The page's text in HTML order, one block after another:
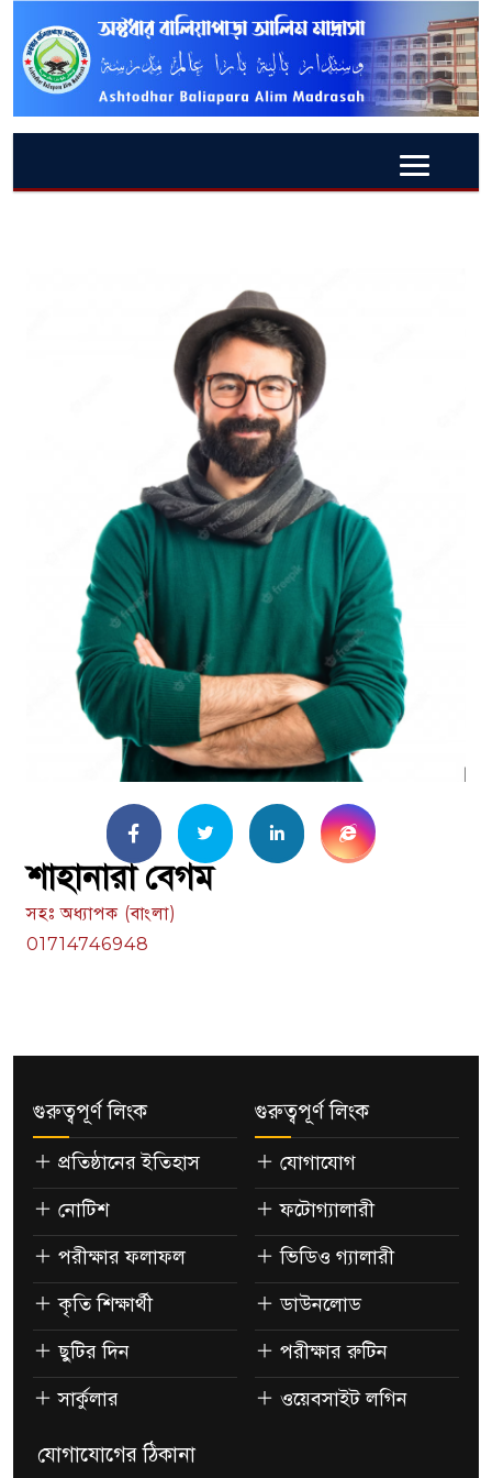
শাহানারা বেগম
সহঃ অধ্যাপক (বাংলা)
01714746948
গুরুত্বপূর্ণ লিংক
প্রতিষ্ঠানের ইতিহাস
নোটিশ
পরীক্ষার ফলাফল
কৃতি শিক্ষার্থী
ছুটির দিন
সার্কুলার
গুরুত্বপূর্ণ লিংক
যোগাযোগ
ফটোগ্যালারী
ভিডিও গ্যালারী
ডাউনলোড
পরীক্ষার রুটিন
ওয়েবসাইট লগিন
যোগাযোগের ঠিকানা